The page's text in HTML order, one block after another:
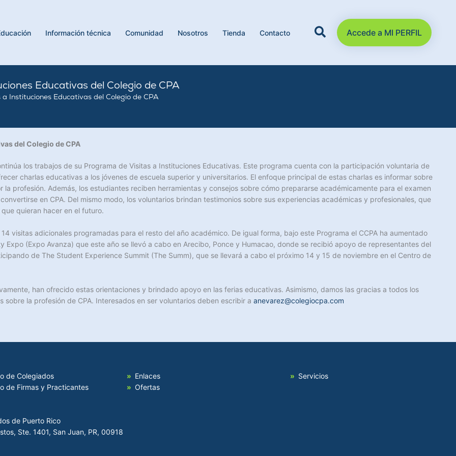
Información técnica Comunidad Nosotros Tienda Contacto Accede a MI PERFIL
Educativas del Colegio de CPA
Instituciones Educativas del Colegio de CPA
del Colegio de CPA
los trabajos de su Programa de Visitas a Instituciones Educativas. Este programa cuenta con la participación voluntaria de
charlas educativas a los jóvenes de escuela superior y universitarios. El enfoque principal de estas charlas es informar sobre
profesión. Además, los estudiantes reciben herramientas y consejos sobre cómo prepararse académicamente para el examen
en CPA. Del mismo modo, los voluntarios brindan testimonios sobre sus experiencias académicas y profesionales, que
quieran hacer en el futuro.
visitas adicionales programadas para el resto del año académico. De igual forma, bajo este Programa el CCPA ha aumentado
Expo (Expo Avanza) que este año se llevó a cabo en Arecibo, Ponce y Humacao, donde se recibió apoyo de representantes del
de The Student Experience Summit (The Summ), que se llevará a cabo el próximo 14 y 15 de noviembre en el Centro de
han ofrecido estas orientaciones y brindado apoyo en las ferias educativas. Asimismo, damos las gracias a todos los
la profesión de CPA. Interesados en ser voluntarios deben escribir a anevarez@colegiocpa.com
de Colegiados
de Firmas y Practicantes
Enlaces
Ofertas
Servicios
de Puerto Rico
Ste. 1401, San Juan, PR, 00918